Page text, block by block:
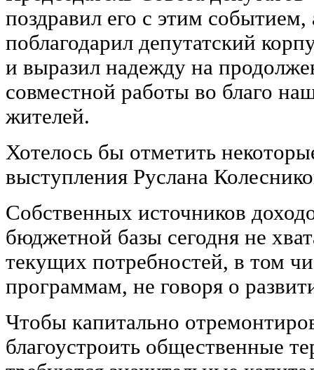
поздравил его с этим
поблагодарил депутатский
и выразил надежду на
совместной работы во благо
жителей.
Хотелось бы отметить
выступления Руслана
Собственных источников
бюджетной базы сегодня не
текущих потребностей, в том
программам, не говоря о
Чтобы капитально
благоустроить общественные